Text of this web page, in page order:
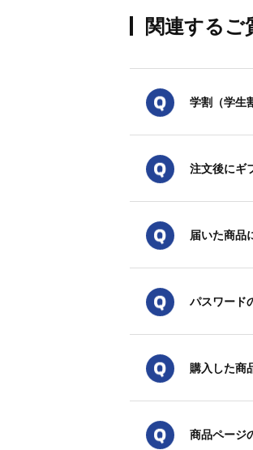
関連するご
学割（学生
注文後にギ
届いた商品
パスワード
購入した商
商品ページ